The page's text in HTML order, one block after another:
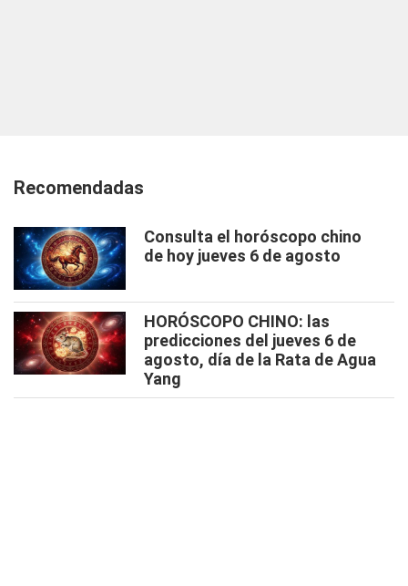
Recomendadas
Consulta el horóscopo chino
de hoy jueves 6 de agosto
HORÓSCOPO CHINO: las
predicciones del jueves 6 de
agosto, día de la Rata de Agua
Yang